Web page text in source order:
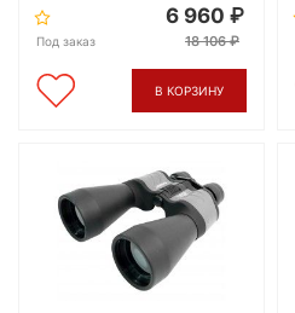
Под заказ
6 960
18 106
В КОРЗИНУ